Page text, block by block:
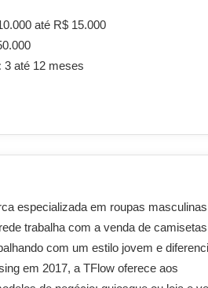
até R$ 15.000
3 até 12 meses
especializada em roupas
trabalha com a venda de
com um estilo jovem e
em 2017, a TFlow oferece aos